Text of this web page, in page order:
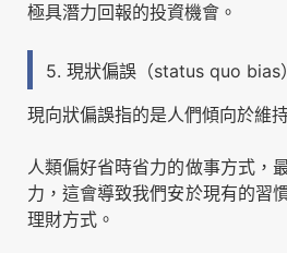
極具潛力回報的投資機會。
5. 現狀偏誤（status quo bias）
現向狀偏誤指的是人們傾向於維
人類偏好省時省力的做事方式，
力，這會導致我們安於現有的習
理財方式。